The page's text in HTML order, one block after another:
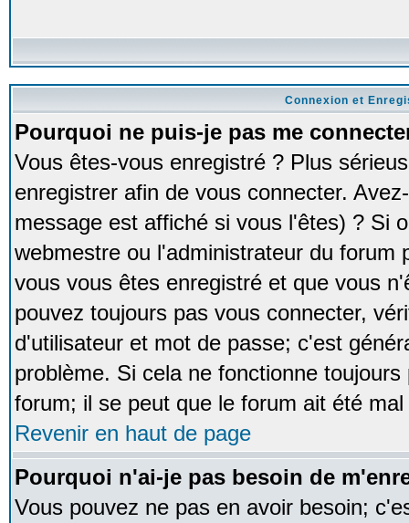
Connexion et
Pourquoi ne puis-je pas me
Vous êtes-vous enregistré ? Plus
enregistrer afin de vous connecter.
message est affiché si vous l'êtes) ? Si
webmestre ou l'administrateur du forum
vous vous êtes enregistré et que vous
pouvez toujours pas vous connecter,
d'utilisateur et mot de passe; c'est
problème. Si cela ne fonctionne
forum; il se peut que le forum ait été
Revenir en haut de page
Pourquoi n'ai-je pas besoin de
Vous pouvez ne pas en avoir besoin;